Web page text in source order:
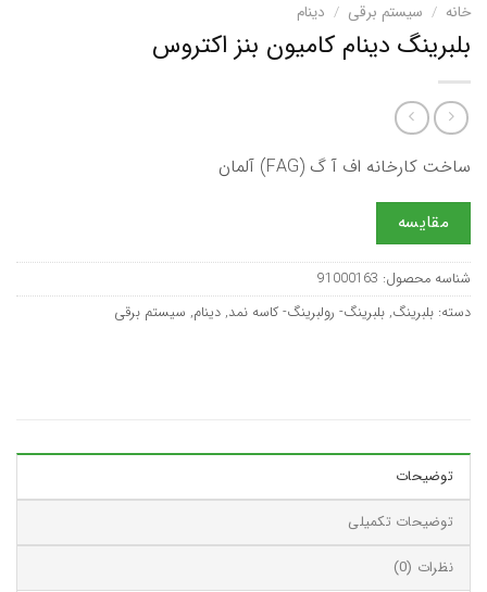
خانه / سیستم برقی / دینام
بلبرینگ دینام کامیون بنز اکتروس
ساخت کارخانه اف آ گ (FAG) آلمان
مقایسه
شناسه محصول: 91000163
دسته: بلبرینگ, بلبرینگ- رولبرینگ- کاسه نمد, دینام, سیستم برقی
توضیحات
توضیحات تکمیلی
نظرات (0)